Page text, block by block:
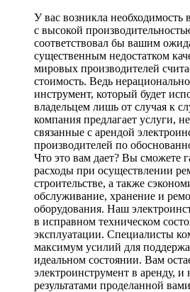
У вас возникла
с высокой
соответствовал бы вашим
существенным недостатком
мировых производителей
стоимость. Ведь
инструмент, который будет
владельцем лишь от случая к
компания предлагает услуги,
связанные с арендой
производителей по
Что это вам дает? Вы сможете
расходы при осуществлении
строительстве, а также
обслуживание, хранение и
оборудования. Наш
в исправном техническом
эксплуатации. Специалисты
максимум усилий для
идеальном состоянии. Вам
электроинструмент в аренду, и
результатами проделанной